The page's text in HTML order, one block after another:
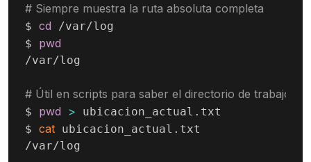
# Siempre muestra la ruta absoluta completa
$ cd /var/log
$ pwd
/var/log
# Útil en scripts para saber el directorio de trabajo
$ pwd > ubicacion_actual.txt
$ cat ubicacion_actual.txt
/var/log